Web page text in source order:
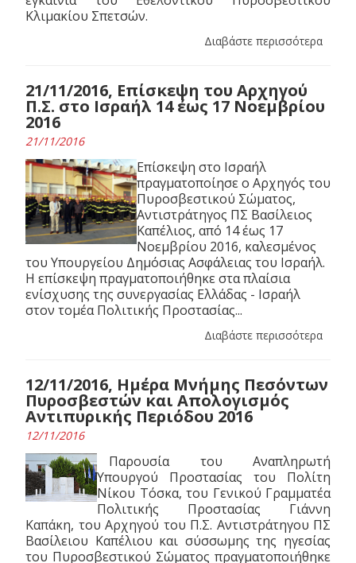
Κλιμακίου Σπετσών.
Διαβάστε περισσότερα
21/11/2016, Επίσκεψη του Αρχηγού
Π.Σ. στο Ισραήλ 14 έως 17 Νοεμβρίου
2016
21/11/2016
Επίσκεψη στο Ισραήλ
πραγματοποίησε ο Αρχηγός του
Πυροσβεστικού Σώματος,
Αντιστράτηγος ΠΣ Βασίλειος
Καπέλιος, από 14 έως 17
Νοεμβρίου 2016, καλεσμένος
του Υπουργείου Δημόσιας Ασφάλειας του Ισραήλ.
Η επίσκεψη πραγματοποιήθηκε στα πλαίσια
ενίσχυσης της συνεργασίας Ελλάδας - Ισραήλ
στον τομέα Πολιτικής Προστασίας...
Διαβάστε περισσότερα
12/11/2016, Ημέρα Μνήμης Πεσόντων
Πυροσβεστών και Απολογισμός
Αντιπυρικής Περιόδου 2016
12/11/2016
Παρουσία του Αναπληρωτή
Υπουργού Προστασίας του Πολίτη
Νίκου Τόσκα, του Γενικού Γραμματέα
Πολιτικής Προστασίας Γιάννη
Καπάκη, του Αρχηγού του Π.Σ. Αντιστράτηγου ΠΣ
Βασίλειου Καπέλιου και σύσσωμης της ηγεσίας
του Πυροσβεστικού Σώματος πραγματοποιήθηκε